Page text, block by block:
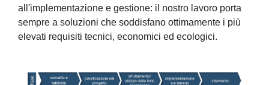
all'implementazione e gestione: il nostro lavoro porta
sempre a soluzioni che soddisfano ottimamente i più
elevati requisiti tecnici, economici ed ecologici.